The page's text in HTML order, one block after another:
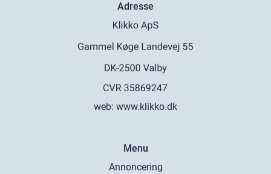
Adresse
web: www.klikko.dk
Menu
Annoncering